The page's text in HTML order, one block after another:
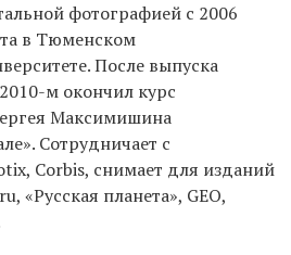
фотографией с 2006
в Тюменском
После выпуска
м окончил курс
Максимишина
Сотрудничает с
Corbis, снимает для изданий
«Русская планета», GEO,